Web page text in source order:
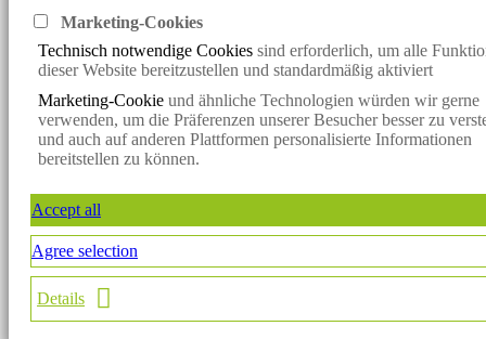
Klicken Sie hier, um mit uns per WhatsApp in Kontakt zu treten
Klicken Sie hier, um mit uns per WhatsApp in Kontakt zu treten
Verpassen Sie keine spannende
Vakanz mehr!
Jetzt den Sunjob-Newsletter abonnieren und die neuesten Vakanzen
direkt per
E-Mail erhalten.
Jetzt anmelden
Newsletter
Starten Sie einen WhatsApp Chat
Marketing-Cookies
Technisch notwendige Cookies sind erforderlich, um alle
dieser Website bereitzustellen und standardmäßig aktiviert
Marketing-Cookie und ähnliche Technologien würden wir gerne
verwenden, um die Präferenzen unserer Besucher besser zu
und auch auf anderen Plattformen personalisierte Informationen
bereitstellen zu können.
Accept all
Agree selection
Details